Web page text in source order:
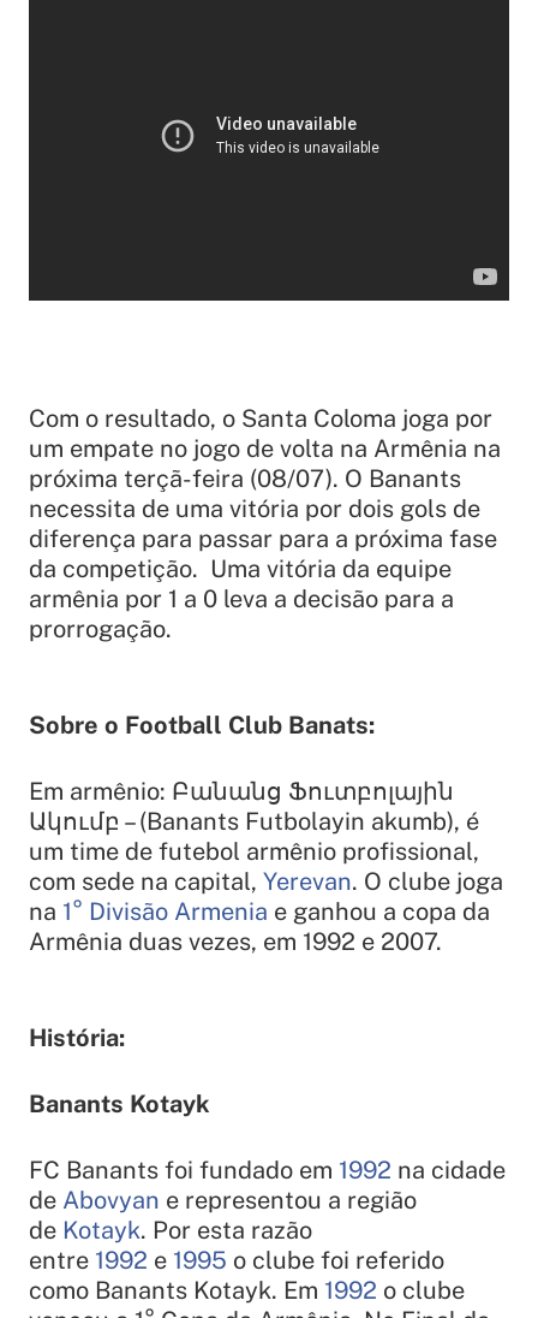
Com o resultado, o Santa Coloma joga por
um empate no jogo de volta na Armênia na
próxima terçã-feira (08/07). O Banants
necessita de uma vitória por dois gols de
diferença para passar para a próxima fase
da competição. Uma vitória da equipe
armênia por 1 a 0 leva a decisão para a
prorrogação.
Sobre o Football Club Banats:
Em armênio: Բանանց Ֆուտբոլային
Ակումբ – (Banants Futbolayin akumb), é
um time de futebol armênio profissional,
com sede na capital, Yerevan. O clube joga
na 1° Divisão Armenia e ganhou a copa da
Armênia duas vezes, em 1992 e 2007.
História:
Banants Kotayk
FC Banants foi fundado em 1992 na cidade
de Abovyan e representou a região
de Kotayk. Por esta razão
entre 1992 e 1995 o clube foi referido
como Banants Kotayk. Em 1992 o clube